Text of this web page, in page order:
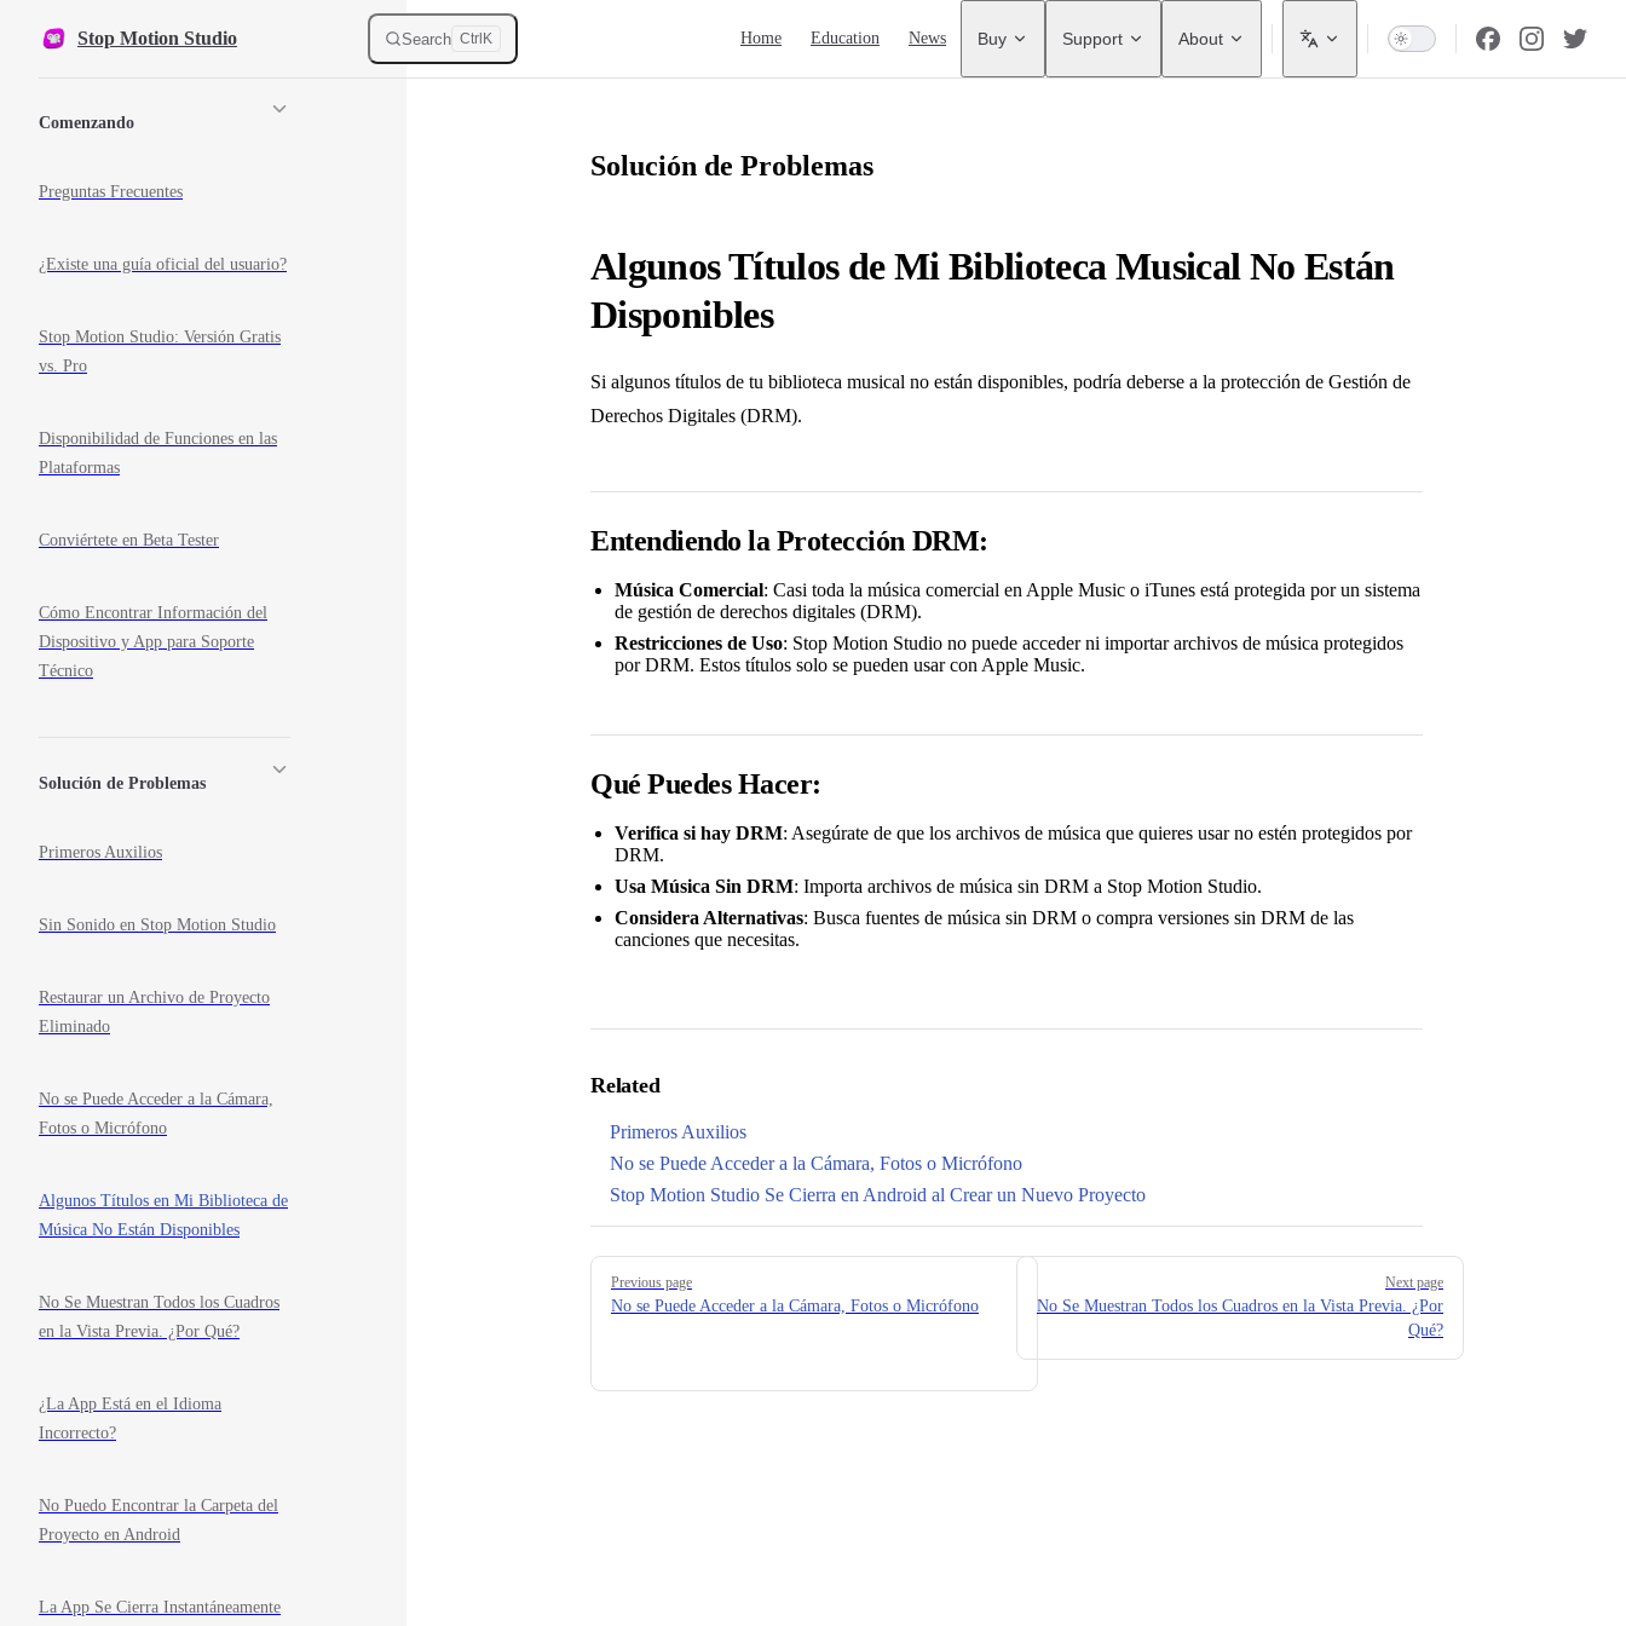
Skip to content
Stop Motion Studio Search Ctrl K Home Education News Buy Support About
Comenzando
Preguntas Frecuentes
¿Existe una guía oficial del usuario?
Stop Motion Studio: Versión Gratis
vs. Pro
Disponibilidad de Funciones en las
Plataformas
Conviértete en Beta Tester
Cómo Encontrar Información del
Dispositivo y App para Soporte
Técnico
Solución de Problemas
Primeros Auxilios
Sin Sonido en Stop Motion Studio
Restaurar un Archivo de Proyecto
Eliminado
No se Puede Acceder a la Cámara,
Fotos o Micrófono
Algunos Títulos en Mi Biblioteca de
Música No Están Disponibles
No Se Muestran Todos los Cuadros
en la Vista Previa. ¿Por Qué?
¿La App Está en el Idioma
Incorrecto?
No Puedo Encontrar la Carpeta del
Proyecto en Android
La App Se Cierra Instantáneamente
Solución de Problemas
Algunos Títulos de Mi Biblioteca Musical No Están
Disponibles
Si algunos títulos de tu biblioteca musical no están disponibles, podría deberse a la protección de Gestión de
Derechos Digitales (DRM).
Entendiendo la Protección DRM:
Música Comercial: Casi toda la música comercial en Apple Music o iTunes está protegida por un sistema
de gestión de derechos digitales (DRM).
Restricciones de Uso: Stop Motion Studio no puede acceder ni importar archivos de música protegidos
por DRM. Estos títulos solo se pueden usar con Apple Music.
Qué Puedes Hacer:
Verifica si hay DRM: Asegúrate de que los archivos de música que quieres usar no estén protegidos por
DRM.
Usa Música Sin DRM: Importa archivos de música sin DRM a Stop Motion Studio.
Considera Alternativas: Busca fuentes de música sin DRM o compra versiones sin DRM de las
canciones que necesitas.
Related
Primeros Auxilios
No se Puede Acceder a la Cámara, Fotos o Micrófono
Stop Motion Studio Se Cierra en Android al Crear un Nuevo Proyecto
Pager
Previous page
No se Puede Acceder a la Cámara, Fotos o Micrófono
Next page
No Se Muestran Todos los Cuadros en la Vista Previa. ¿Por
Qué?